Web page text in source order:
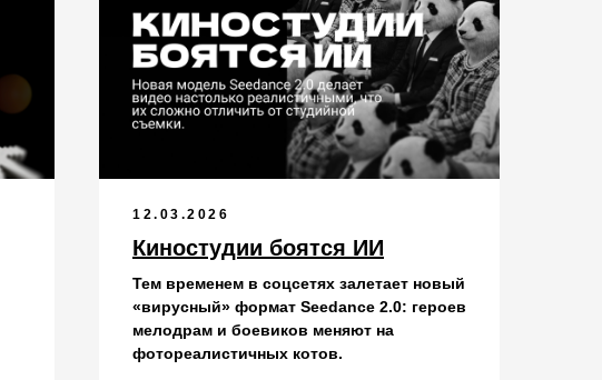
12.03.2026
Киностудии боятся ИИ
Тем временем в соцсетях залетает новый
«вирусный» формат Seedance 2.0: героев
мелодрам и боевиков меняют на
фотореалистичных котов.